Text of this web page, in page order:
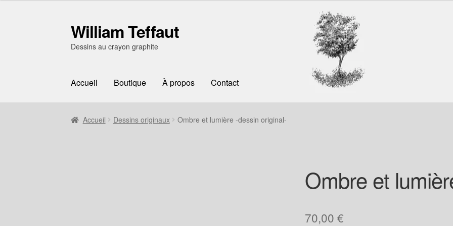
Aller
à
la
Aller
au
contenu
William Teffaut
Dessins au crayon graphite
Accueil Boutique À propos Contact
Accueil Dessins originaux Ombre et lumière -dessin original-
Ombre et
70,00 €